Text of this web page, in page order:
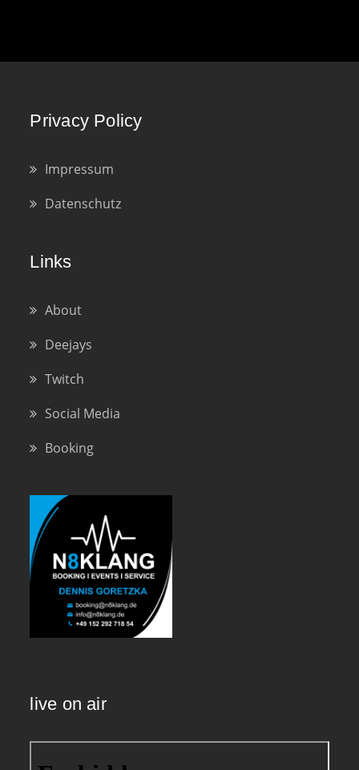
Privacy Policy
Impressum
Datenschutz
Links
About
Deejays
Twitch
Social Media
Booking
live on air